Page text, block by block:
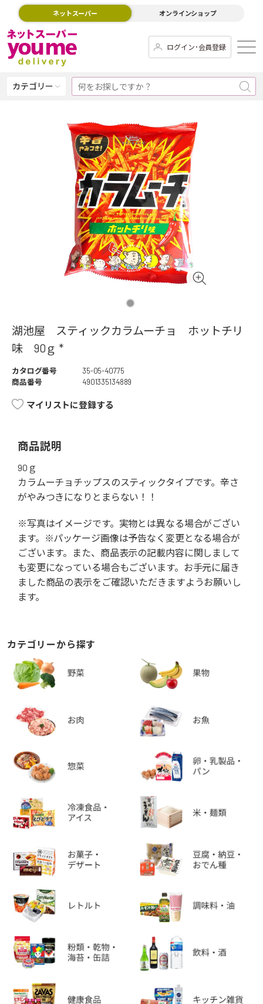
ネットスーパー オンラインショップ
ログイン･会員登録
カテゴリー
湖池屋 スティックカラムーチョ ホットチリ
味 90ｇ *
カタログ番号
35-05-40775
商品番号
4901335134889
マイリストに登録する
商品説明
90ｇ
カラムーチョチップスのスティックタイプです。辛さ
がやみつきになりとまらない！！
※写真はイメージです。実物とは異なる場合がござい
ます。※パッケージ画像は予告なく変更となる場合が
ございます。また、商品表示の記載内容に関しまして
も変更になっている場合もございます。お手元に届き
ました商品の表示をご確認いただきますようお願いし
ます。
カテゴリーから探す